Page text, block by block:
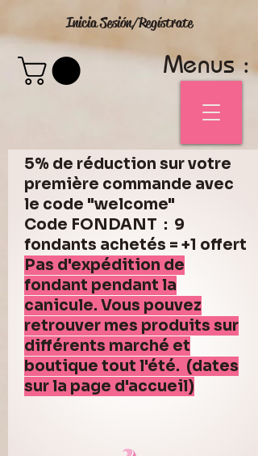
Inicia Sesión/Regístrate
Menus :
5% de réduction sur votre
première commande avec
le code "welcome"
Code FONDANT : 9
fondants achetés = +1 offert
Pas d'expédition de
fondant pendant la
canicule. Vous pouvez
retrouver mes produits sur
différents marché et
boutique tout l'été. (dates
sur la page d'accueil)